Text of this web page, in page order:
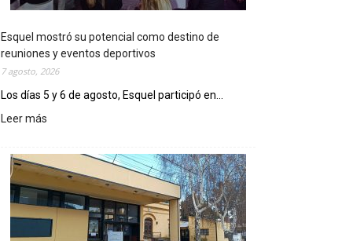
Esquel mostró su potencial como destino de
reuniones y eventos deportivos
7 agosto, 2026
Los días 5 y 6 de agosto, Esquel participó en...
Leer más
s
q
u
e
l
m